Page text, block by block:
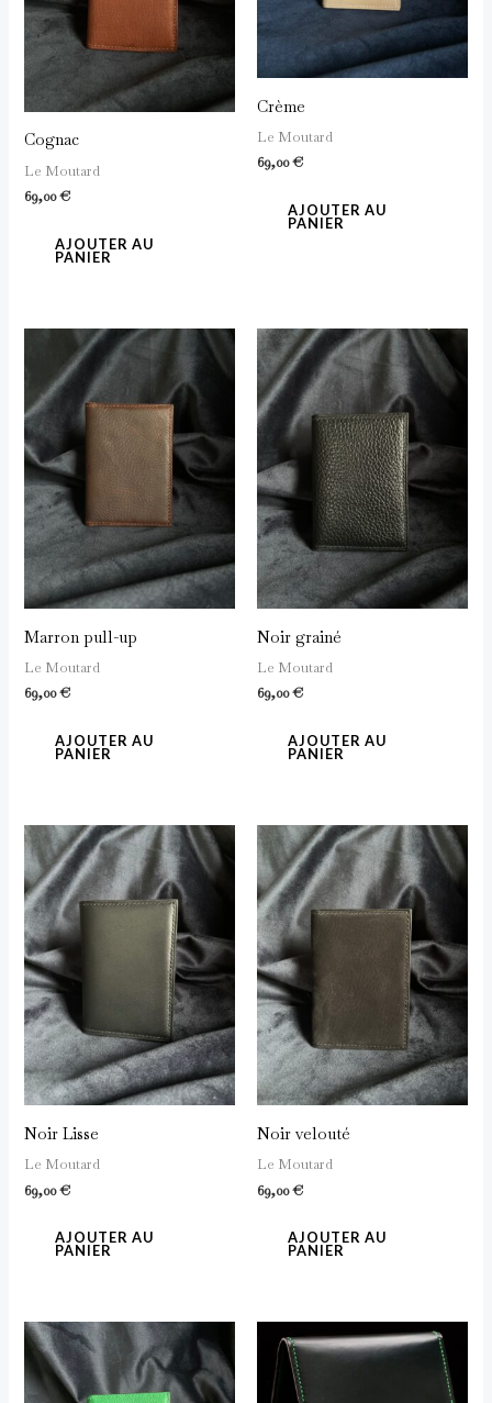
Cognac
Le Moutard
69,00€
AJOUTER AU
PANIER
Crème
Le Moutard
69,00€
AJOUTER AU
PANIER
Marron pull-up
Le Moutard
69,00€
AJOUTER AU
PANIER
Noir grainé
Le Moutard
69,00€
AJOUTER AU
PANIER
Noir Lisse
Le Moutard
69,00€
AJOUTER AU
PANIER
Noir velouté
Le Moutard
69,00€
AJOUTER AU
PANIER